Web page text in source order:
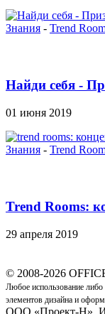
Знания - Trend
Найди себя -
01 июня 2019
Знания - Trend
Trend Rooms:
29 апреля 2019
© 2008-2026
Любое использование либо
элементов дизайна и
ООО «Проект-Н»,